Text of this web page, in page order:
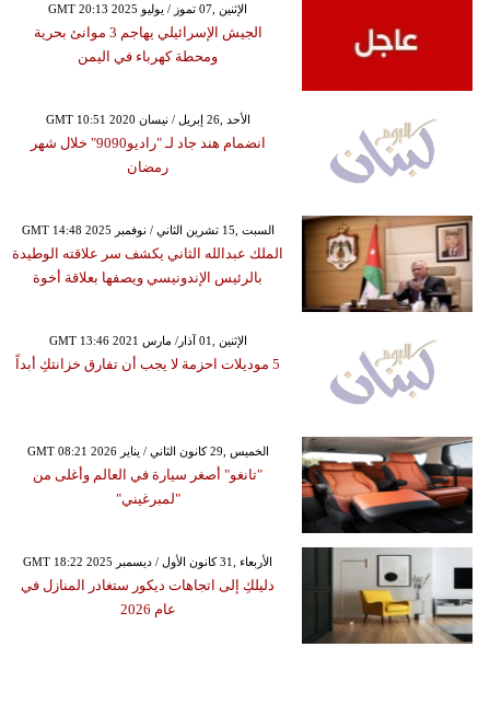
GMT 20:13 2025 الإثنين ,07 تموز / يوليو
الجيش الإسرائيلي يهاجم 3 موانئ بحرية
ومحطة كهرباء في اليمن
GMT 10:51 2020 الأحد ,26 إبريل / نيسان
انضمام هند جاد لـ "راديو9090" خلال شهر
رمضان
GMT 14:48 2025 السبت ,15 تشرين الثاني / نوفمبر
الملك عبدالله الثاني يكشف سر علاقته الوطيدة
بالرئيس الإندونيسي ويصفها بعلاقة أخوة
GMT 13:46 2021 الإثنين ,01 آذار/ مارس
5 موديلات احزمة لا يجب أن تفارق خزانتكِ أبداً
GMT 08:21 2026 الخميس ,29 كانون الثاني / يناير
"تانغو" أصغر سيارة في العالم وأغلى من
"لمبرغيني"
GMT 18:22 2025 الأربعاء ,31 كانون الأول / ديسمبر
دليلكِ إلى اتجاهات ديكور ستغادر المنازل في
عام 2026